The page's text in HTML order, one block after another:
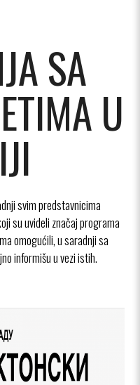
SA
U
svim predstavnicima
su uvideli značaj programa
omogućili, u saradnji sa
informišu u vezi istih.